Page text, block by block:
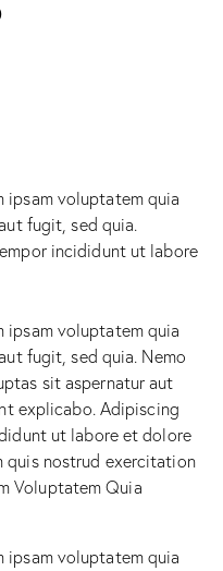
ipsam voluptatem quia
fugit, sed quia.
incididunt ut labore
ipsam voluptatem quia
fugit, sed quia. Nemo
sit aspernatur aut
explicabo. Adipiscing
ut labore et dolore
quis nostrud exercitation
Voluptatem Quia
ipsam voluptatem quia